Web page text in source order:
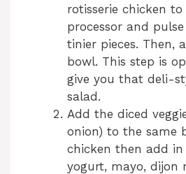
rotisserie chicken
processor and
tinier pieces. Then,
bowl. This step is
give you that deli-
salad.
Add the diced
onion) to the same
chicken then add in
yogurt, mayo, dijon